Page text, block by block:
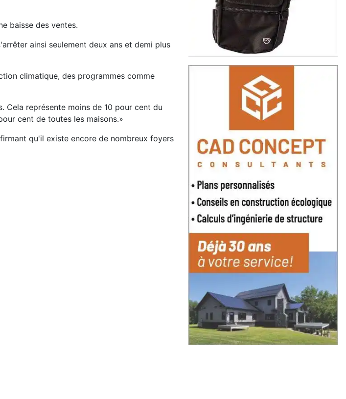
baisse des ventes.
ainsi seulement deux ans et demi plus
climatique, des programmes comme
Cela représente moins de 10 pour cent du
cent de toutes les maisons.»
qu'il existe encore de nombreux foyers